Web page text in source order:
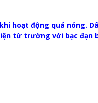
hoạt động quá nóng.
từ trường với bạc đạn